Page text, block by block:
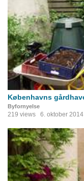
Københavns
Byfornyelse
219 views 6. oktober 2014